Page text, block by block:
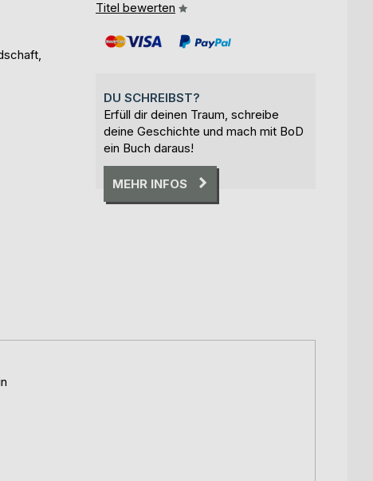
Titel bewerten
DU SCHREIBST?
Erfüll dir deinen Traum, schreibe
deine Geschichte und mach mit BoD
ein Buch daraus!
MEHR INFOS